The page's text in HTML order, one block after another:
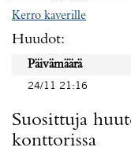
Kerro kaverille
Huudot:
Päivämäärä
24/11 21:16
Suosittuja
konttorissa